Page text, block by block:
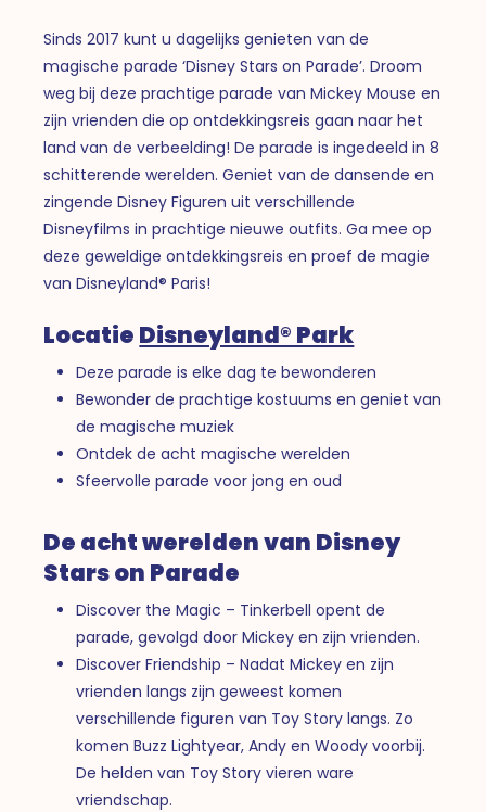
Sinds 2017 kunt u dagelijks genieten van de
magische parade ‘Disney Stars on Parade’. Droom
weg bij deze prachtige parade van Mickey Mouse en
zijn vrienden die op ontdekkingsreis gaan naar het
land van de verbeelding! De parade is ingedeeld in 8
schitterende werelden. Geniet van de dansende en
zingende Disney Figuren uit verschillende
Disneyfilms in prachtige nieuwe outfits. Ga mee op
deze geweldige ontdekkingsreis en proef de magie
van Disneyland® Paris!
Locatie Disneyland® Park
Deze parade is elke dag te bewonderen
Bewonder de prachtige kostuums en geniet van
de magische muziek
Ontdek de acht magische werelden
Sfeervolle parade voor jong en oud
De acht werelden van Disney
Stars on Parade
Discover the Magic – Tinkerbell opent de
parade, gevolgd door Mickey en zijn vrienden.
Discover Friendship – Nadat Mickey en zijn
vrienden langs zijn geweest komen
verschillende figuren van Toy Story langs. Zo
komen Buzz Lightyear, Andy en Woody voorbij.
De helden van Toy Story vieren ware
vriendschap.